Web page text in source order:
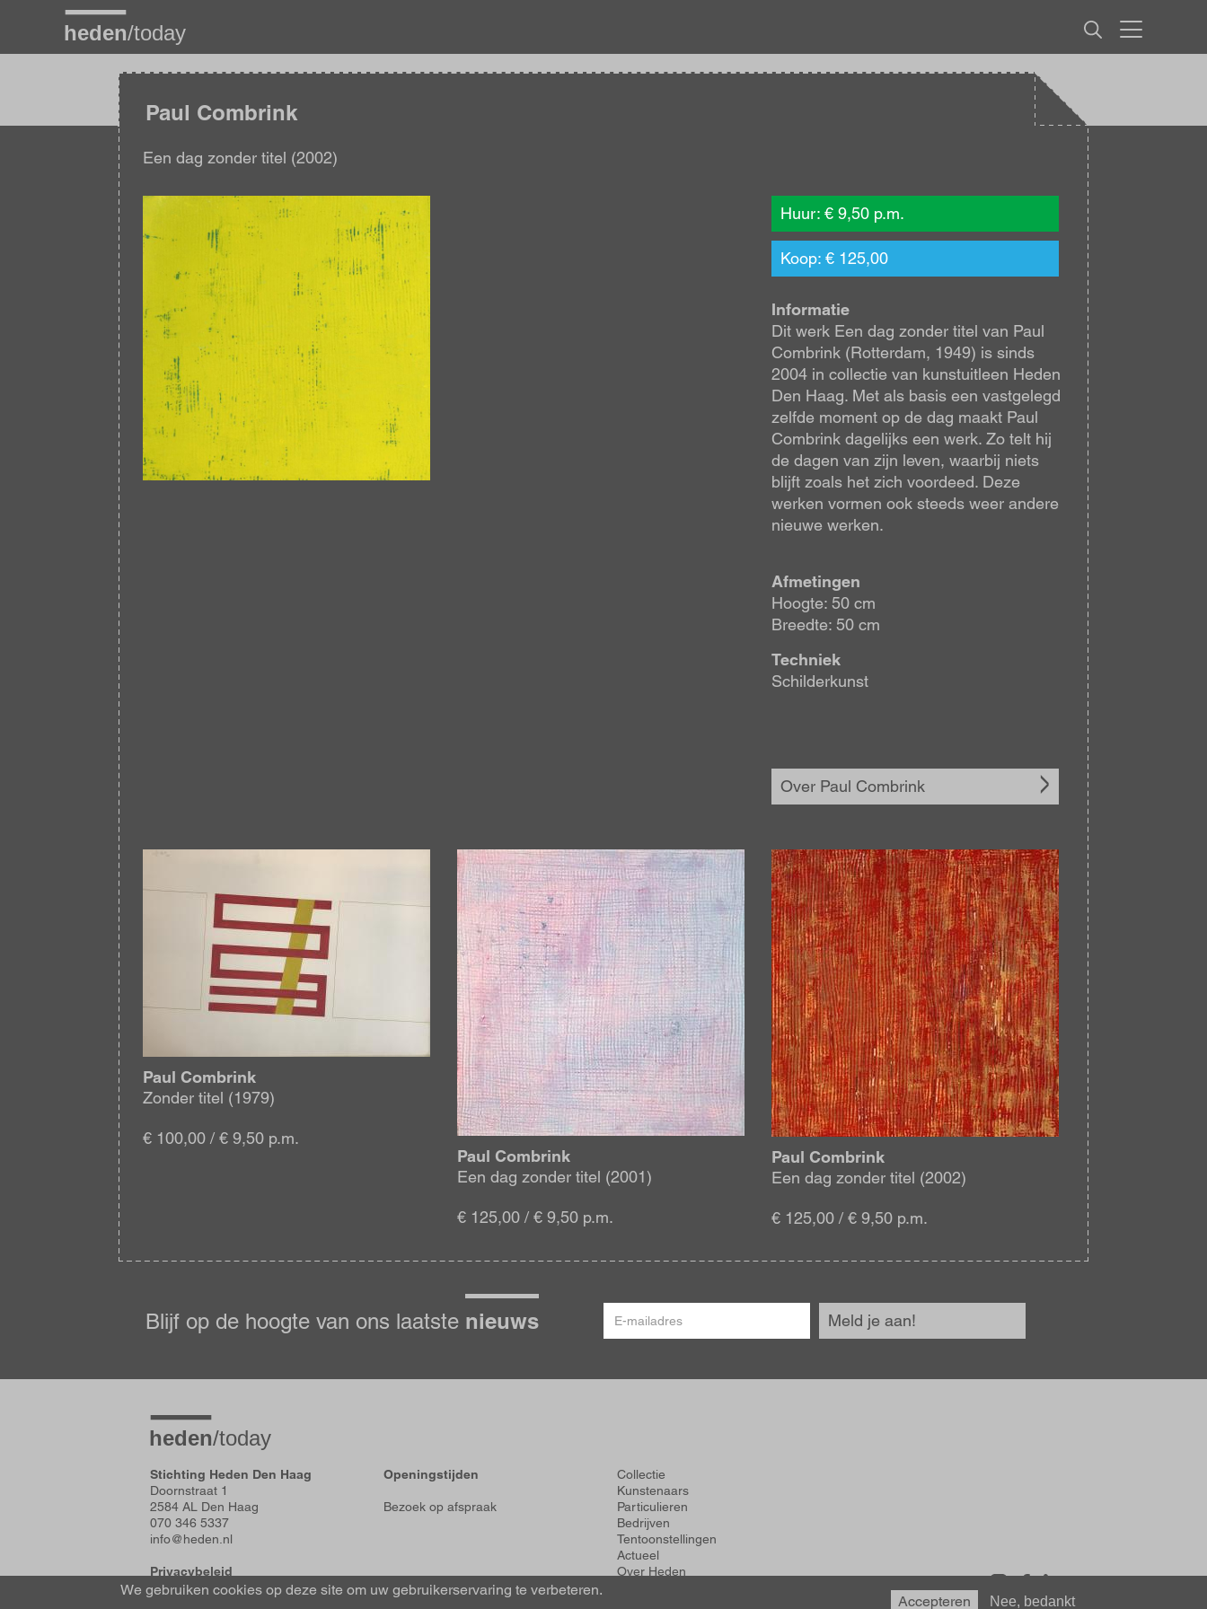
Overslaan
Paul Combrink
Een dag zonder titel (2002)
Afbeelding Huur: € 9,50 p.m.
Koop: € 125,00
Informatie
Dit werk Een dag zonder titel van Paul
Combrink (Rotterdam, 1949) is sinds
2004 in collectie van kunstuitleen Heden
Den Haag. Met als basis een vastgelegd
zelfde moment op de dag maakt Paul
Combrink dagelijks een werk. Zo telt hij
de dagen van zijn leven, waarbij niets
blijft zoals het zich voordeed. Deze
werken vormen ook steeds weer andere
nieuwe werken.
Afmetingen
Hoogte: 50 cm
Breedte: 50 cm
Techniek
Schilderkunst
Over Paul Combrink
Paul Combrink
Zonder titel (1979)
€ 100,00 / € 9,50 p.m.
Afbeelding
Paul Combrink
Een dag zonder titel (2001)
€ 125,00 / € 9,50 p.m.
Afbeelding
Paul Combrink
Een dag zonder titel (2002)
€ 125,00 / € 9,50 p.m.
de
hoogte
Blijf op de hoogte van ons laatste nieuws
mailadres
Meld je aan!
Stichting Heden Den Haag
Doornstraat 1
2584 AL Den Haag
070 346 5337
info@heden.nl
Privacybeleid
Algemene voorwaarden
Openingstijden
Bezoek op afspraak
Voet
Collectie
Kunstenaars
Particulieren
Bedrijven
Tentoonstellingen
Actueel
Over Heden
We gebruiken cookies op deze site om uw gebruikerservaring te verbeteren.
Accepteren Nee, bedankt